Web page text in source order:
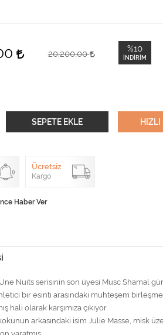
20.200,00 %10
İNDIRIM
SEPETE EKLE HIZLI
Ücretsiz
Kargo
Haber Ver
Nuits serisinin son üyesi Musc Shamal
bir esinti arasındaki muhteşem
hali olarak karşımıza çıkıyor
arkasındaki isim Julie Masse, misk